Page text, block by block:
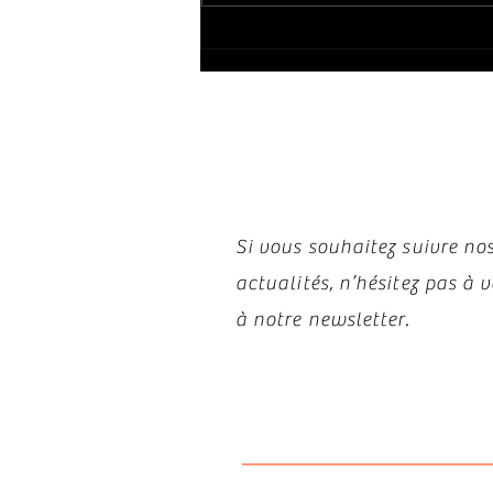
Si vous souhaitez suivre
actualités, n’hésitez pas à
à notre newsletter.